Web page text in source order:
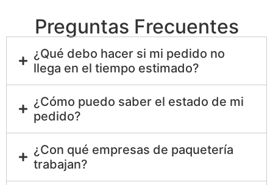
Preguntas Frecuentes
¿Qué debo hacer si mi pedido no
llega en el tiempo estimado?
¿Cómo puedo saber el estado de mi
pedido?
¿Con qué empresas de paquetería
trabajan?